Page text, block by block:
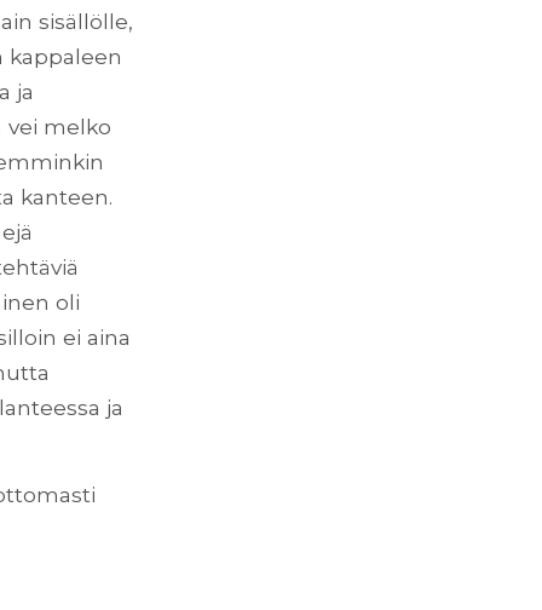
sisällölle,
kappaleen
ja
vei melko
kanteen.
oli
ei aina
ja